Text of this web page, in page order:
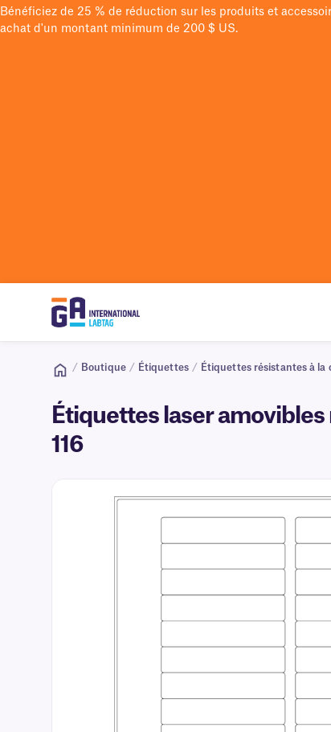
Bénéficiez de 25 % de réduction sur les produits et
achat d'un montant minimum de 200 $ US.
/ Boutique / Étiquettes / Étiquettes résistantes à la
Étiquettes laser
116